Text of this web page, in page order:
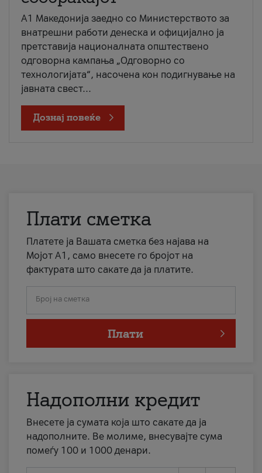
A1 Македонија заедно со Министерството за
внатрешни работи денеска и официјално ја
претставија националната општествено
одговорна кампања „Одговорно со
технологијата“, насочена кон подигнување на
јавната свест...
Дознај повеќе
Плати сметка
Платете ја Вашата сметка без најава на
Мојот А1, само внесете го бројот на
фактурата што сакате да ја платите.
Број на сметка
Плати
Надополни кредит
Внесете ја сумата која што сакате да ја
надополните. Ве молиме, внесувајте сума
помеѓу 100 и 1000 денари.